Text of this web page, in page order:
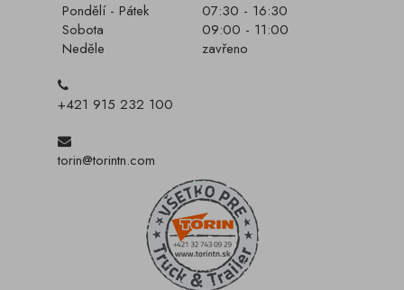
Pondělí - Pátek
07:30 - 16:30
Sobota
09:00 - 11:00
Neděle
zavřeno
+421 915 232 100
torin@torintn.com